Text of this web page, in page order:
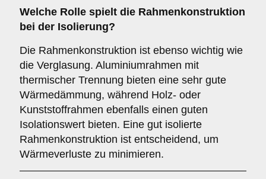
Welche Rolle spielt die Rahmenkonstruktion
bei der Isolierung?
Die Rahmenkonstruktion ist ebenso wichtig wie
die Verglasung. Aluminiumrahmen mit
thermischer Trennung bieten eine sehr gute
Wärmedämmung, während Holz- oder
Kunststoffrahmen ebenfalls einen guten
Isolationswert bieten. Eine gut isolierte
Rahmenkonstruktion ist entscheidend, um
Wärmeverluste zu minimieren.